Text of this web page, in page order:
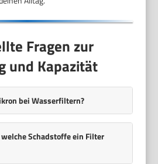
Fragen zur
und Kapazität
bei Wasserfiltern?
Schadstoffe ein Filter